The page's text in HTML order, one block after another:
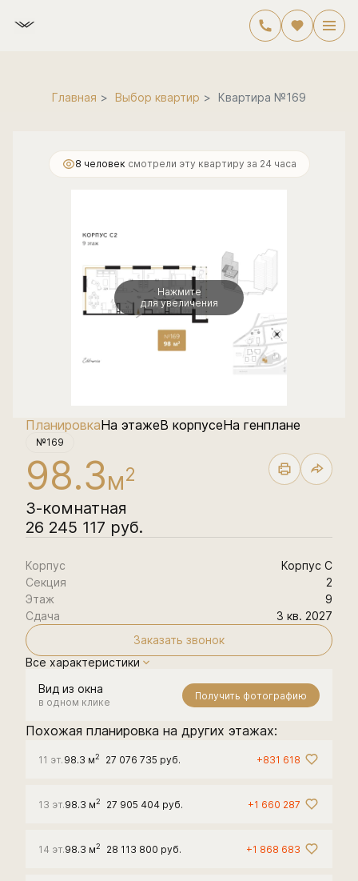
Главная Выбор квартир Квартира №169
3-комнатная98.3 м 26 245 117 руб.
8 человек смотрели эту квартиру за 24 часа
Нажмите
для увеличения
ПланировкаНа этажеВ корпусеНа генплане
№169
98.3м2
3-комнатная
26 245 117 руб.
Корпус
Корпус С
Секция
2
Этаж
9
Сдача
3 кв. 2027
Заказать звонок
Все характеристики
Вид из окна
в одном клике
Получить фотографию
Похожая планировка на других этажах:
11 эт. 98.3 м2 27 076 735 руб. +831 618
13 эт.98.3 м2 27 905 404 руб. +1 660 287
14 эт.98.3 м2 28 113 800 руб. +1 868 683